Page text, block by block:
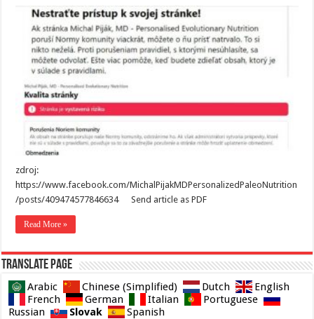
zdroj:
https://www.facebook.com/MichalPijakMDPersonalizedPaleoNutrition
/posts/409474577846634 Send article as PDF
Read More »
Translate page
Arabic Chinese (Simplified) Dutch
English
French
German Italian
Portuguese
Russian
Slovak Spanish